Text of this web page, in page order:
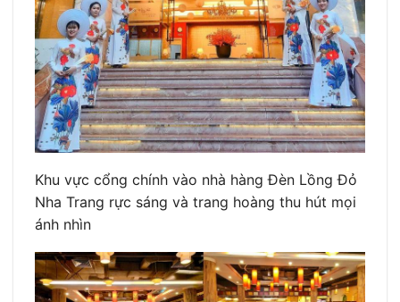
Khu vực cổng chính vào nhà hàng Đèn Lồng Đỏ
Nha Trang rực sáng và trang hoàng thu hút mọi
ánh nhìn